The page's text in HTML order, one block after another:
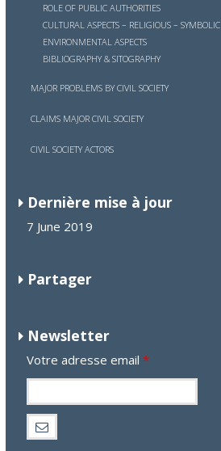
ROLE OF PUBLIC AUTHORITIES
CULTURAL ASPECTS – RELIGIOUS – SYMBOLIC
ENVIRONMENTAL ASPECTS
BIBLIOGRAPHY & SITOGRAPHY
MAJOR PROBLEMS BY CIVIL SOCIETY
CLAIMS MAJOR CIVIL SOCIETY
CIVIL SOCIETY ACTORS
Dernière mise à jour
7 June 2019
Partager
Newsletter
Votre adresse email *